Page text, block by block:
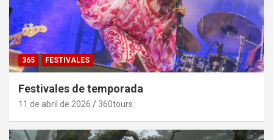
365 FESTIVALES
Festivales de temporada
11 de abril de 2026 360tours